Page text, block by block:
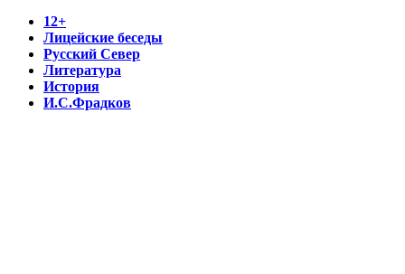
12+
Лицейские беседы
Русский Север
Литература
История
И.С.Фрадков